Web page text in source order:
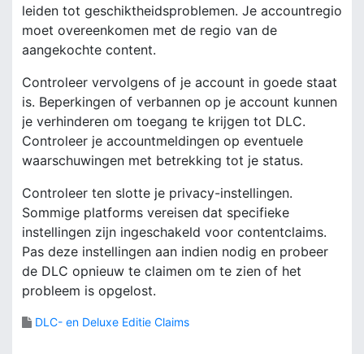
leiden tot geschiktheidsproblemen. Je accountregio
moet overeenkomen met de regio van de
aangekochte content.
Controleer vervolgens of je account in goede staat
is. Beperkingen of verbannen op je account kunnen
je verhinderen om toegang te krijgen tot DLC.
Controleer je accountmeldingen op eventuele
waarschuwingen met betrekking tot je status.
Controleer ten slotte je privacy-instellingen.
Sommige platforms vereisen dat specifieke
instellingen zijn ingeschakeld voor contentclaims.
Pas deze instellingen aan indien nodig en probeer
de DLC opnieuw te claimen om te zien of het
probleem is opgelost.
DLC- en Deluxe Editie Claims